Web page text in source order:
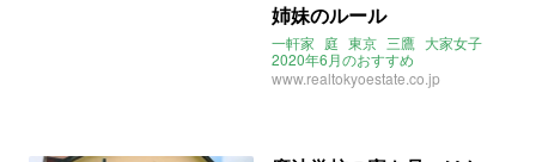
姉妹のルール
一軒家 庭 東京 三鷹 大家女子
2020年6月のおすすめ
www.realtokyoestate.co.jp